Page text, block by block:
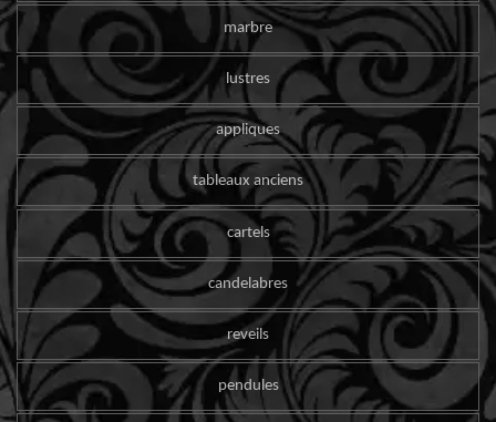
marbre
lustres
appliques
tableaux anciens
cartels
candelabres
reveils
pendules